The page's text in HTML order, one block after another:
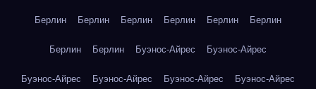
Берлин Берлин Берлин Берлин Берлин Берлин
Берлин Берлин Буэнос-Айрес Буэнос-Айрес
Буэнос-Айрес Буэнос-Айрес Буэнос-Айрес Буэнос-Айрес